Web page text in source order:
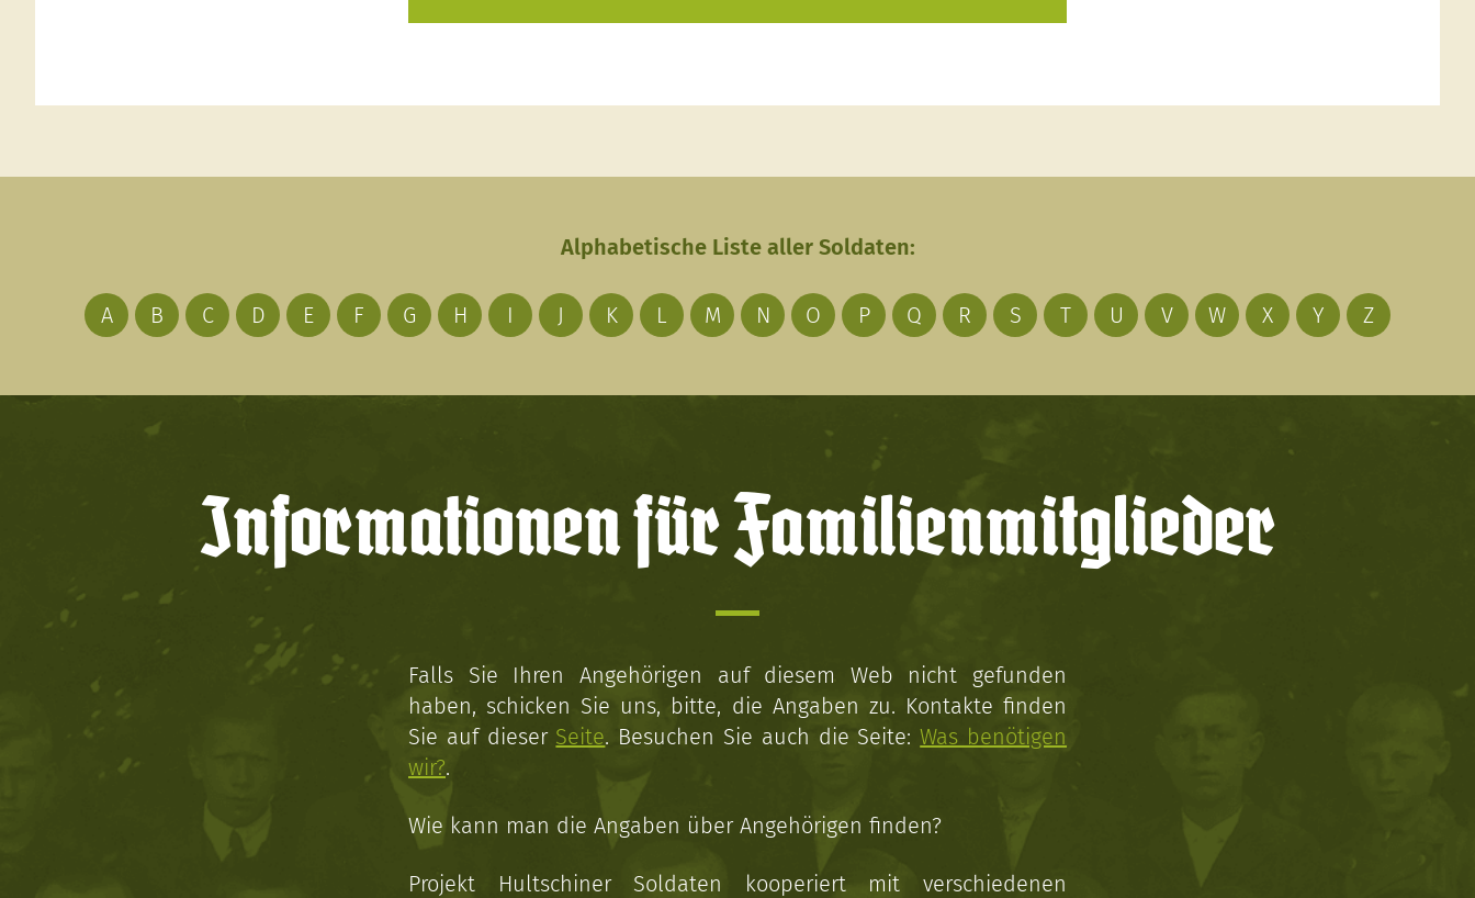
Alphabetische Liste aller Soldaten:
A B C D E F G H I J K L M N O P Q R S T U V W X Y Z
Informationen für Familienmitglieder
Falls Sie Ihren Angehörigen auf diesem Web nicht gefunden
haben, schicken Sie uns, bitte, die Angaben zu. Kontakte finden
Sie auf dieser Seite. Besuchen Sie auch die Seite:Was benötigen
wir?.
Wie kann man die Angaben über Angehörigen finden?
Projekt Hultschiner Soldaten kooperiert mit verschiedenen